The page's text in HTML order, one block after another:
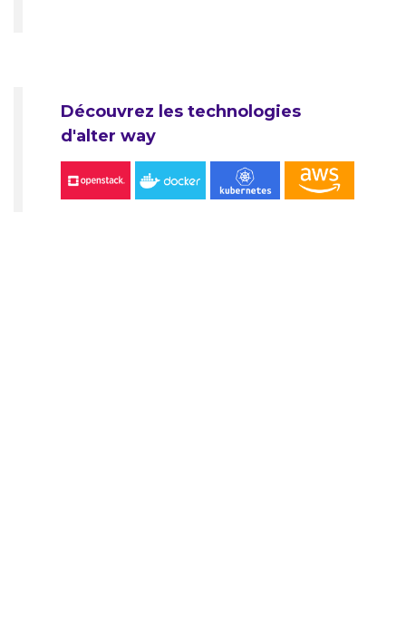
Découvrez les technologies
d'alter way